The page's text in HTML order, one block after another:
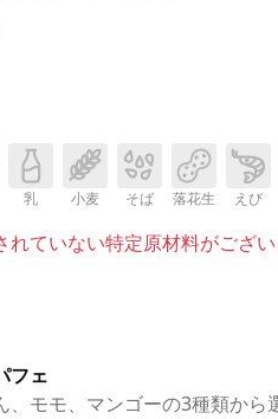
乳 小麦 そば 落花生 えび
れていない特定原材料がござ
フェ
、モモ、マンゴーの3種類から